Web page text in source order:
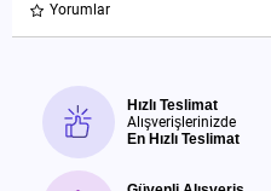
Yorumlar
Hızlı Teslimat
Alışverişlerinizde
En Hızlı Teslimat